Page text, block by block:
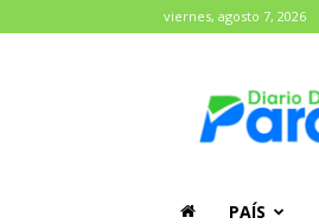
viernes, agosto 7, 2026
PAÍS